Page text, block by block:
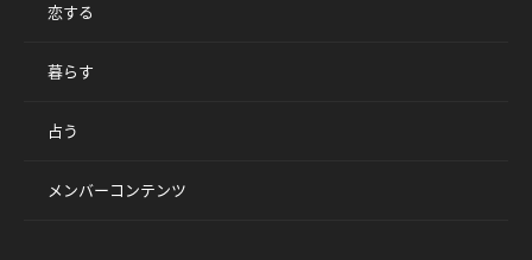
恋する
暮らす
占う
メンバーコンテンツ